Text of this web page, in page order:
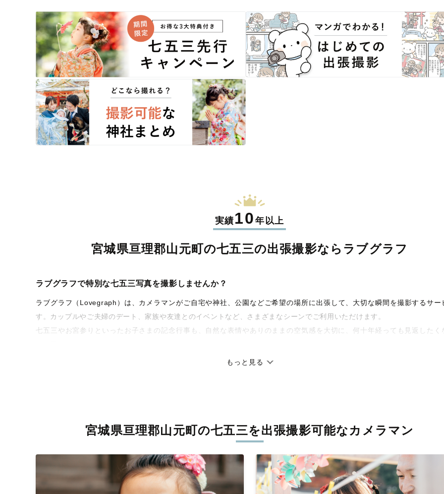
実績10年以上
宮城県亘理郡山元町の七五三の出張撮影なら ラブグラフ
ラブグラフで特別な七五三写真を撮影しませんか？
ラブグラフ（Lovegraph）は、カメラマンがご自宅や神社、公園などご希望の場所に出張して、大切な瞬間を撮影するサー
す。カップルやご夫婦のデート、家族や友達とのイベントなど、さまざまなシーンでご利用いただけます。
七五三やお宮参りといったお子さまの記念行事も、自然な表情やありのままの空気感を大切に、何十年経っても見返したく
丁寧なレタッチで思い出を美しく仕上げます
に。きっと「こんな写真を撮ってほしかった！」と思える一枚に出会えます。まずは、ラブグラフの撮影事例 をご覧ください
もっと見る
宮城県亘理郡山元町の七五三を出張撮影可能なカメラマン